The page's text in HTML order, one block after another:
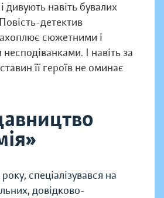
дивують навіть бувалих
детектив
сюжетними і
І навіть за
її героїв не оминає
спеціалізувався на
довідково-